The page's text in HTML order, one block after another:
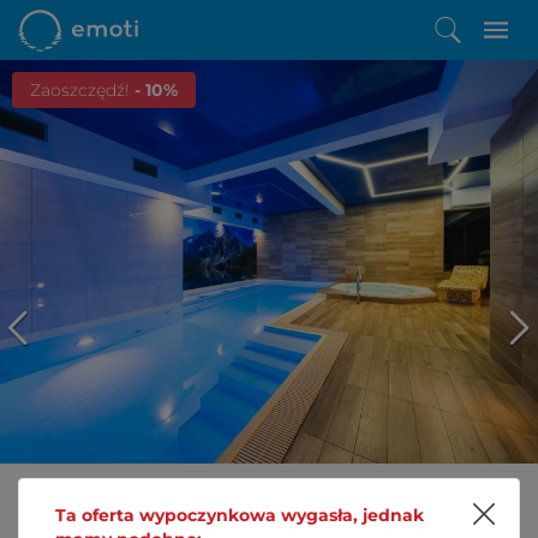
Ta oferta wypoczynkowa wygasła, jednak
Zaoszczędź! - 10%